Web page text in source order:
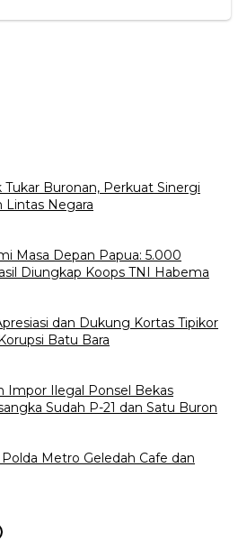
Buronan, Perkuat Sinergi
Negara
Masa Depan Papua: 5.000
Diungkap Koops TNI Habema
dan Dukung Kortas Tipikor
Batu Bara
Impor Ilegal Ponsel Bekas
Sudah P-21 dan Satu Buron
Metro Geledah Cafe dan